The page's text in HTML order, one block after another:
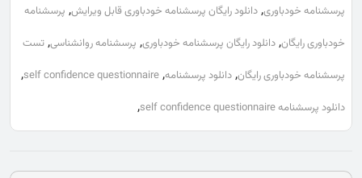
پرسشنامه خودباوری, دانلود رایگان پرسشنامه خودباوری قابل ویرایش, پرسشنامه
خودباوری رایگان, دانلود رایگان پرسشنامه خودباوری, پرسشنامه روانشناسی, تست
پرسشنامه خودباوری رایگان, دانلود پرسشنامه,
self confidence questionnaire
,
دانلود پرسشنامه self confidence questionnaire ,